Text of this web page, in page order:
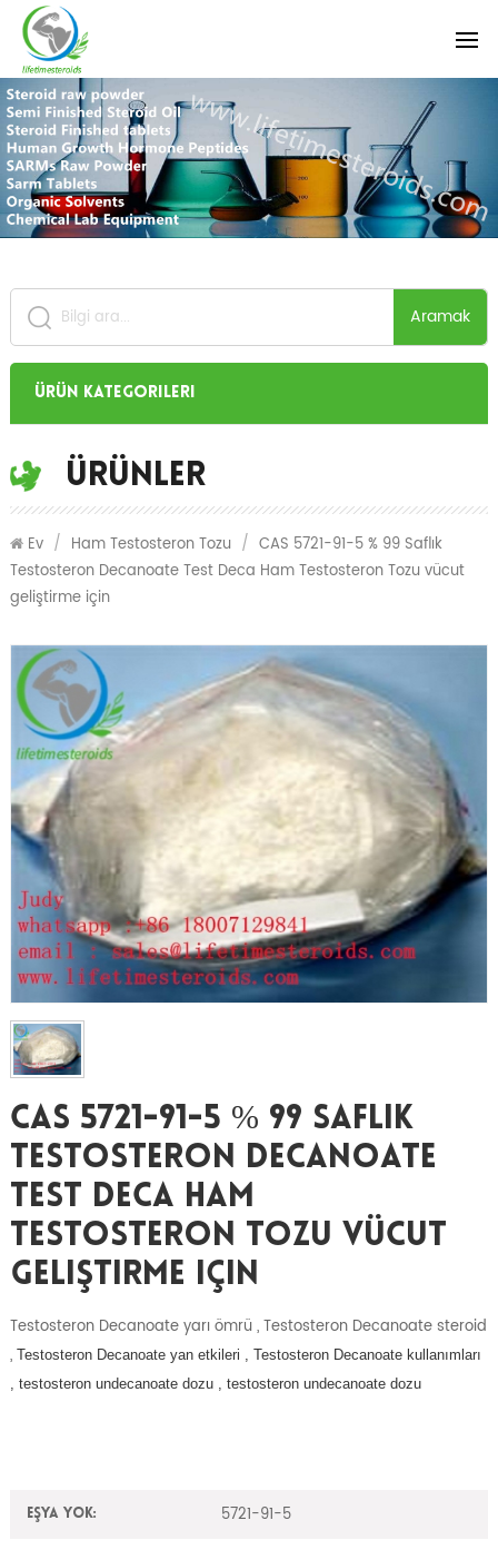
Aramak
Ürün Kategorileri
Ürünler
Ev / Ham Testosteron Tozu / CAS 5721-91-5 % 99 Saflık
Testosteron Decanoate Test Deca Ham Testosteron Tozu vücut
geliştirme için
CAS 5721-91-5 % 99 Saflık
Testosteron Decanoate
Test Deca Ham
Testosteron Tozu Vücut
Geliştirme Için
Testosteron Decanoate yarı ömrü , Testosteron Decanoate steroid
, Testosteron Decanoate yan etkileri , Testosteron Decanoate kullanımları
, testosteron undecanoate dozu , testosteron undecanoate dozu
Eşya yok: 5721-91-5